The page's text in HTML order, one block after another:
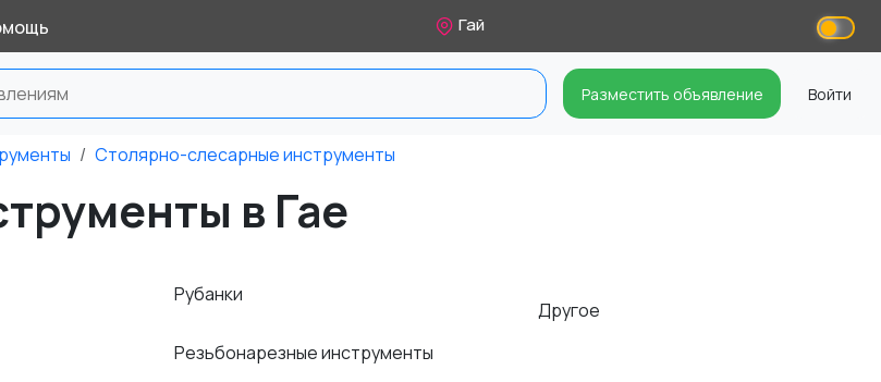
Гай
Разместить объявление Войти
Столярно-слесарные инструменты
в Гае
Рубанки
Резьбонарезные инструменты
Другое